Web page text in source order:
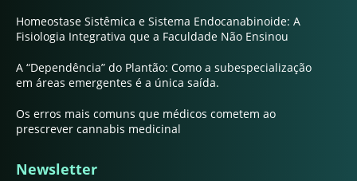
Homeostase Sistêmica e Sistema Endocanabinoide: A
Fisiologia Integrativa que a Faculdade Não Ensinou
A “Dependência” do Plantão: Como a subespecialização
em áreas emergentes é a única saída.
Os erros mais comuns que médicos cometem ao
prescrever cannabis medicinal
Newsletter